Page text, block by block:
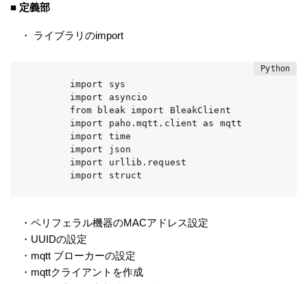
■ 定義部
・ ライブラリのimport
import sys
import asyncio
from bleak import BleakClient
import paho.mqtt.client as mqtt
import time
import json
import urllib.request
import struct
・ペリフェラル機器のMACアドレス設定
・UUIDの設定
・mqtt ブローカーの設定
・mqttクライアントを作成